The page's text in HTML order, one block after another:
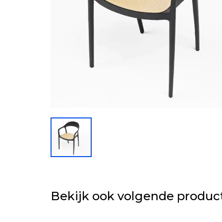
Bekijk ook volgende